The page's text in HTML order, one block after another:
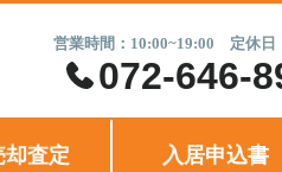
営業時間：10:00~19:00 定休日
072-646-
却査定 入居申込書